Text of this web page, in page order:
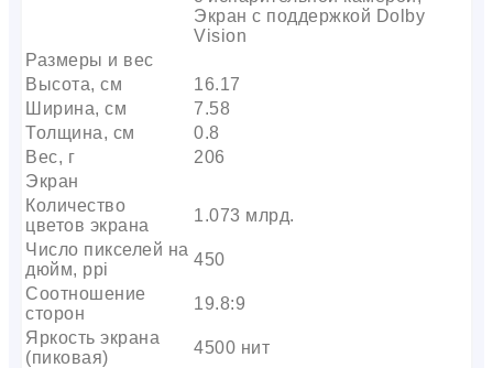
Экран с поддержкой Dolby
Vision
Размеры и вес
Высота, см
16.17
Ширина, см
7.58
Толщина, см
0.8
Вес, г
206
Экран
Количество
цветов экрана
1.073 млрд.
Число пикселей на
дюйм, ppi
450
Соотношение
сторон
19.8:9
Яркость экрана
(пиковая)
4500 нит